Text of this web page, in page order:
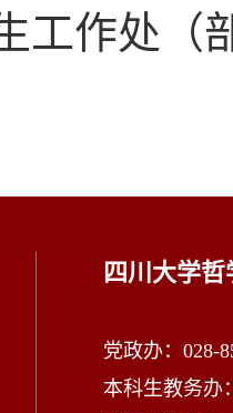
工作处（
四川大学哲
党政办：028-
本科生教务办